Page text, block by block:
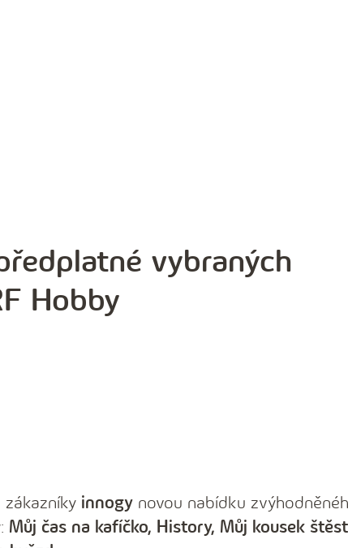
vybraných
Hobby
innogy novou nabídku
Můj čas na kafíčko, History, Můj kousek